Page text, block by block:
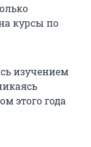
курсы по
изучением
этого года